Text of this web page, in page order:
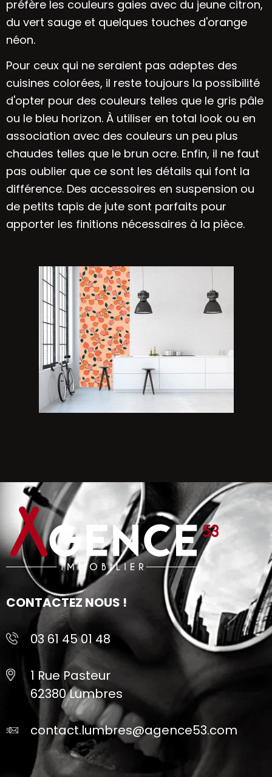
préfère les couleurs gaies avec du jeune citron,
du vert sauge et quelques touches d'orange
néon.
Pour ceux qui ne seraient pas adeptes des
cuisines colorées, il reste toujours la possibilité
d'opter pour des couleurs telles que le gris pâle
ou le bleu horizon. À utiliser en total look ou en
association avec des couleurs un peu plus
chaudes telles que le brun ocre. Enfin, il ne faut
pas oublier que ce sont les détails qui font la
différence. Des accessoires en suspension ou
de petits tapis de jute sont parfaits pour
apporter les finitions nécessaires à la pièce.
CONTACTEZ NOUS !
03 61 45 01 48
1 Rue Pasteur
62380 Lumbres
contact.lumbres@agence53.com